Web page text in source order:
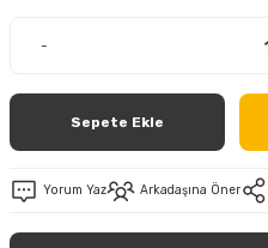
-
Sepete Ekle
Yorum Yaz Arkadaşına Öner